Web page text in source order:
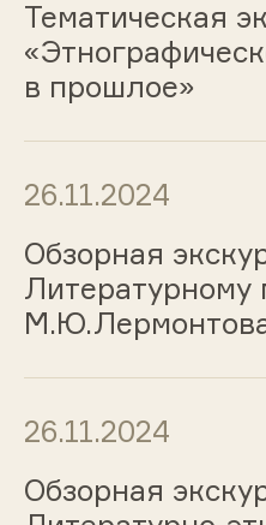
Тематическая
в прошлое»
26.11.2024
Обзорная
Литературному
26.11.2024
Обзорная